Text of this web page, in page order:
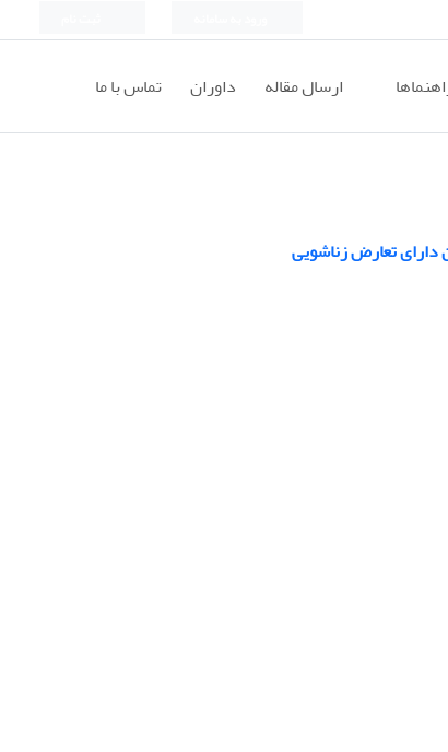
ارسال مقاله داوران تماس با ما
دارای تعارض زناشویی